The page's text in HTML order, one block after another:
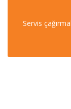
Servis